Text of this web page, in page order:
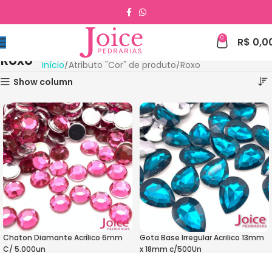
0 R$
Roxo Início Atributo "Cor" de produto Roxo
Show column
Chaton Diamante Acrílico 6mm
C/ 5.000un
Gota Base Irregular Acrilico 13mm
x 18mm c/500Un